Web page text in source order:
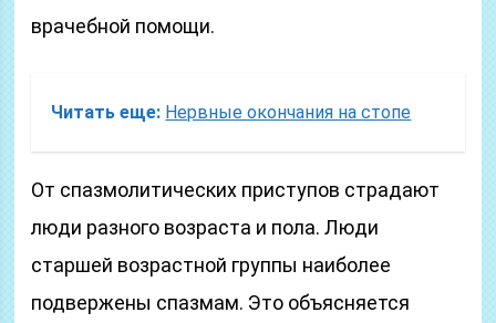
врачебной помощи.
Читать еще: Нервные окончания на стопе
От спазмолитических приступов страдают
люди разного возраста и пола. Люди
старшей возрастной группы наиболее
подвержены спазмам. Это объясняется